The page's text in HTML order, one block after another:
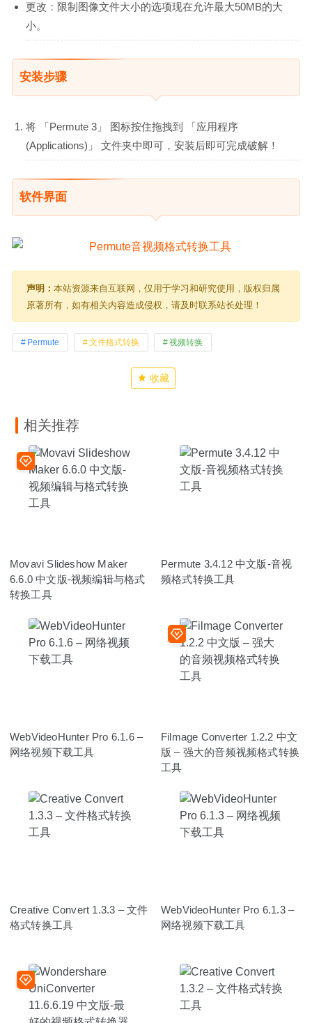
更改：限制图像文件大小的选项现在允许最大50MB的大
小。
安装步骤
将 「Permute 3」 图标按住拖拽到 「应用程序
(Applications)」 文件夹中即可，安装后即可完成破解！
软件界面
声明： 本站资源来自互联网，仅用于学习和研究使用，版权归属
原著所有，如有相关内容造成侵权，请及时联系站长处理！
Permute 文件格式转换 视频转换
收藏
相关推荐
Movavi Slideshow Maker
6.6.0 中文版-视频编辑与格式
转换工具
Permute 3.4.12 中文版-音视
频格式转换工具
WebVideoHunter Pro 6.1.6 –
网络视频下载工具
Filmage Converter 1.2.2 中文
版 – 强大的音频视频格式转换
工具
Creative Convert 1.3.3 – 文件
格式转换工具
WebVideoHunter Pro 6.1.3 –
网络视频下载工具